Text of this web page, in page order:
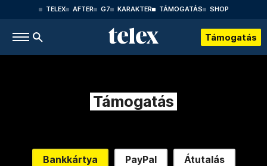
TELEX AFTER G7 KARAKTER TÁMOGATÁS SHOP
Támogatás
Támogatás
Bankkártya PayPal Átutalás